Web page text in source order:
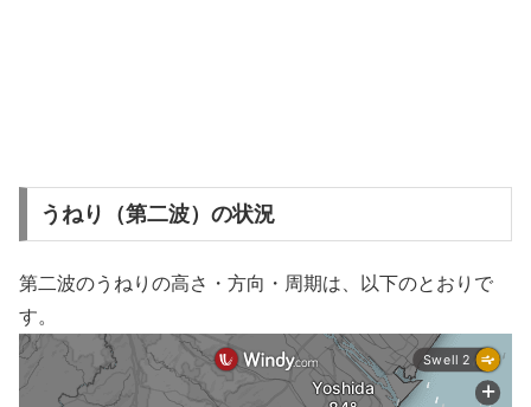
うねり（第二波）の状況
第二波のうねりの高さ・方向・周期は、以下のとおりで
す。